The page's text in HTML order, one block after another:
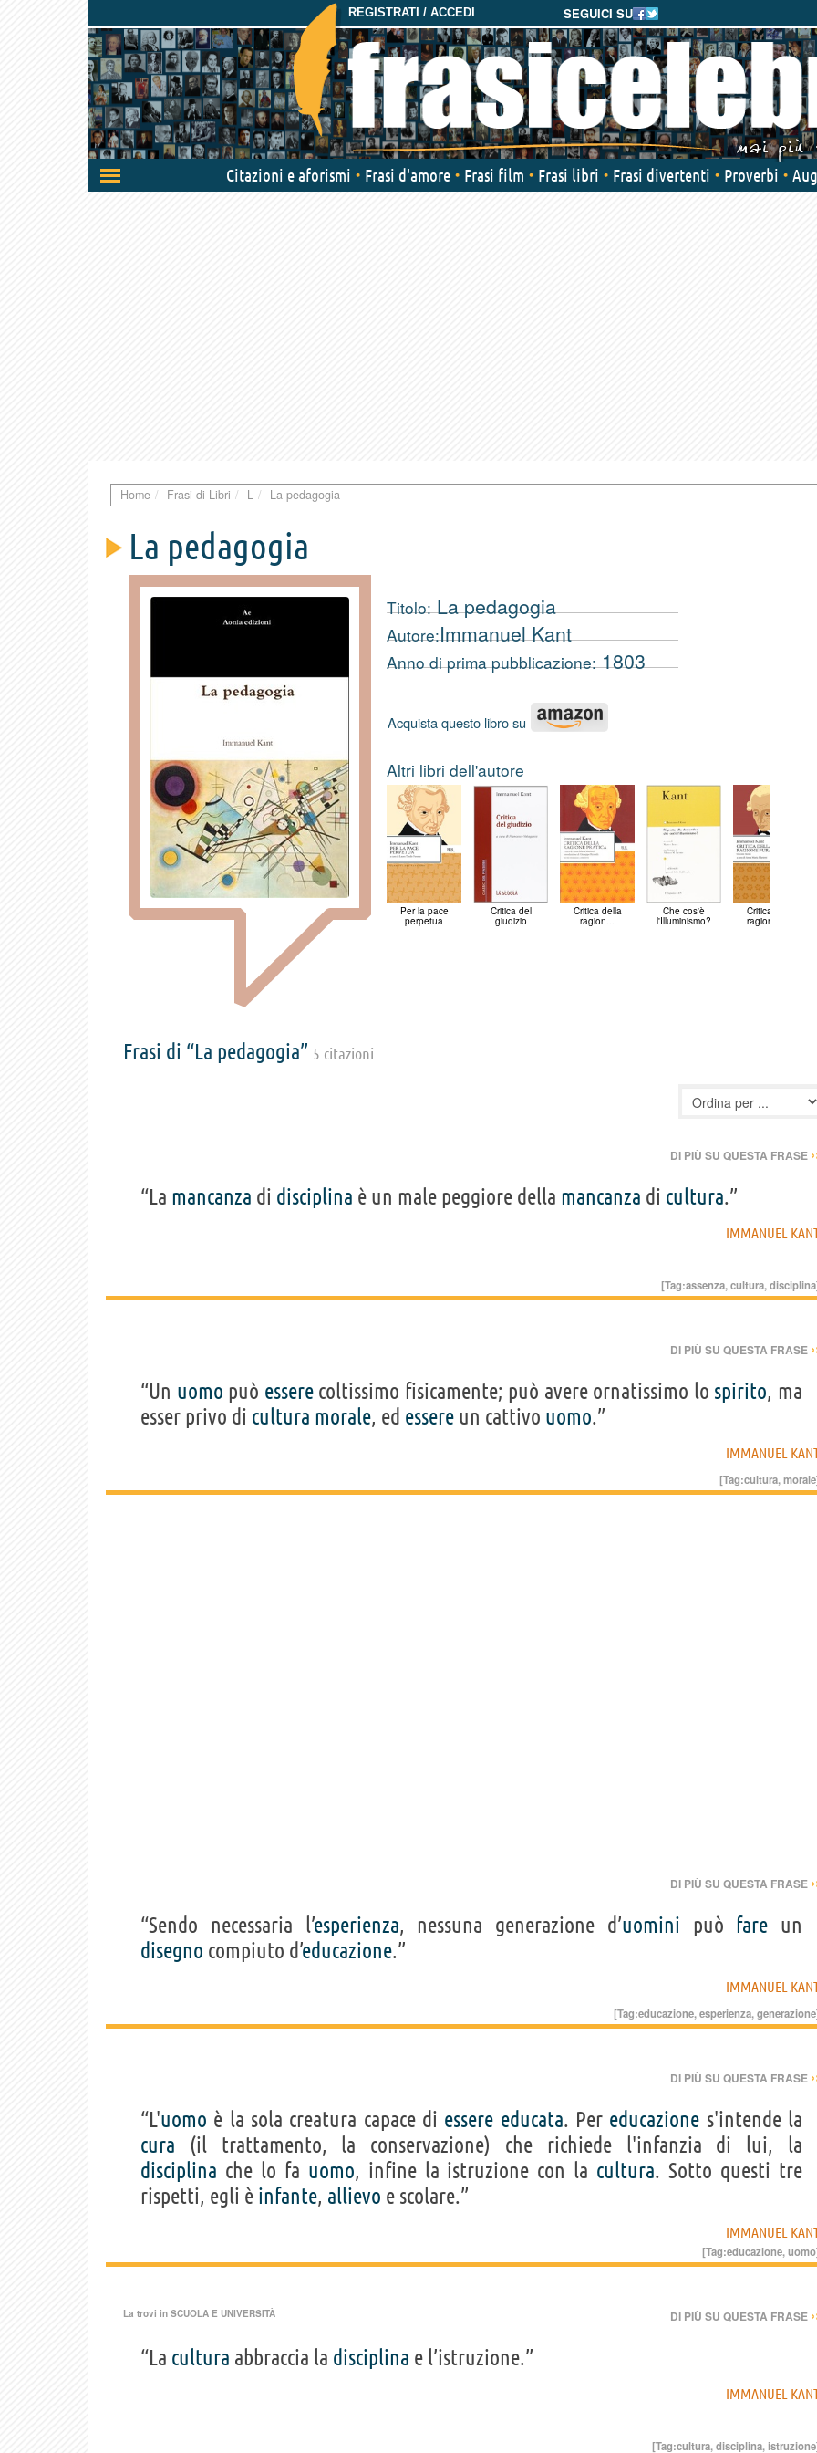
SEGUICI SU
REGISTRATI / ACCEDI
Attiva/disattiva
navigazione
Citazioni e aforismi Frasi d'amore Frasi film Frasi libri Frasi divertenti Proverbi
Home Frasi di Libri L La pedagogia
La pedagogia
Titolo:La pedagogia
Autore:Immanuel Kant
Anno di prima pubblicazione:1803
Acquista questo libro su
Altri libri dell'autore
Per la pace
perpetua
Critica del
giudizio
Critica della
ragion...
Che cos'è
l'Illuminismo?
Critica della
ragion pura
Frasi di “La pedagogia” 5 citazioni
DI PIÙ SU QUESTA FRASE
“La mancanza di disciplina è un male peggiore della mancanza di cultura.”
IMMANUEL
[Tag:assenza,cultura,disciplina
DI PIÙ SU QUESTA FRASE
“Un uomo può esserecoltissimo fisicamente; può avere ornatissimo lo spirito, ma
esser privo di cultura morale, ed essere un cattivo uomo.”
IMMANUEL
[Tag:cultura,morale
DI PIÙ SU QUESTA FRASE
“Sendo necessaria l’esperienza, nessuna generazione d’uomini può fare un
disegno compiuto d’educazione.”
IMMANUEL
[Tag:educazione,esperienza,generazione
DI PIÙ SU QUESTA FRASE
“L'uomo è la sola creatura capace di essere educata. Per educazione s'intende la
cura (il trattamento, la conservazione) che richiede l'infanzia di lui, la
disciplina che lo fa uomo, infine la istruzione con la cultura. Sotto questi tre
rispetti, egli è infante, allievo e scolare.”
IMMANUEL
[Tag:educazione,uomo
La trovi in SCUOLA E UNIVERSITÀ DI PIÙ SU QUESTA FRASE
“La cultura abbraccia la disciplina e l’istruzione.”
IMMANUEL
[Tag:cultura,disciplina,istruzione